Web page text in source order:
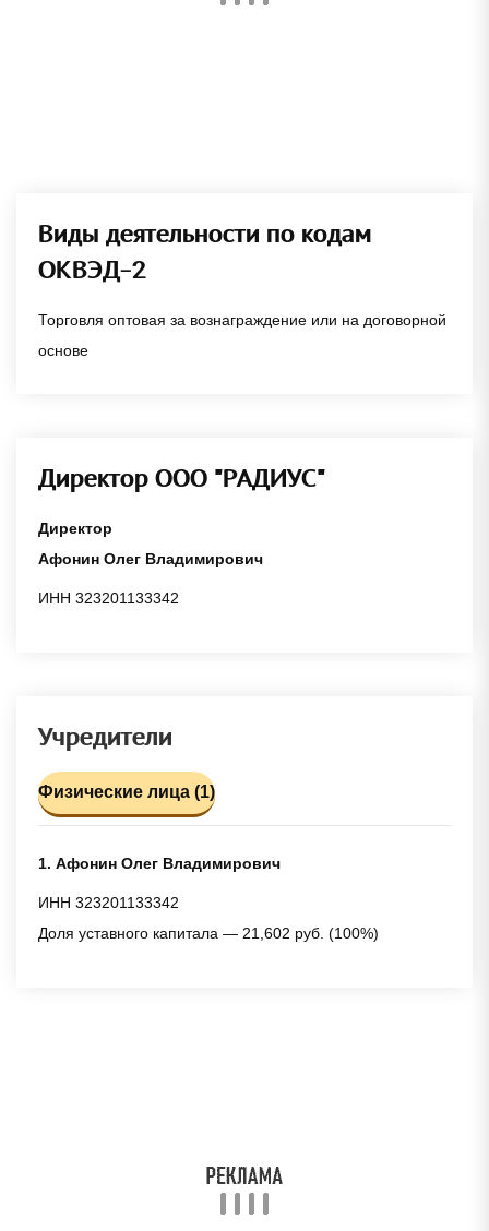
Виды деятельности по кодам
ОКВЭД-2
Торговля оптовая за вознаграждение или на договорной
основе
Директор ООО "РАДИУС"
Директор
Афонин Олег Владимирович
ИНН 323201133342
Учредители
Физические лица (1)
1. Афонин Олег Владимирович
ИНН 323201133342
Доля уставного капитала — 21,602 руб. (100%)